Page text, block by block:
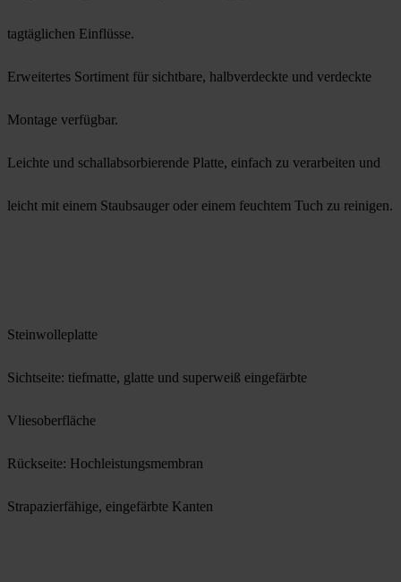
tagtäglichen Einflüsse.
Erweitertes Sortiment für sichtbare, halbverdeckte und verdeckte
Montage verfügbar.
Leichte und schallabsorbierende Platte, einfach zu verarbeiten und
leicht mit einem Staubsauger oder einem feuchtem Tuch zu reinigen.
Steinwolleplatte
Sichtseite: tiefmatte, glatte und superweiß eingefärbte
Vliesoberfläche
Rückseite: Hochleistungsmembran
Strapazierfähige, eingefärbte Kanten